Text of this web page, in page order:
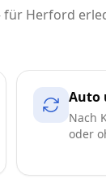
für Herford
Auto
Nach
oder